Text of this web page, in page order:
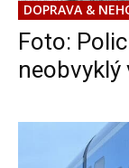
DOPRAVA &
Foto: